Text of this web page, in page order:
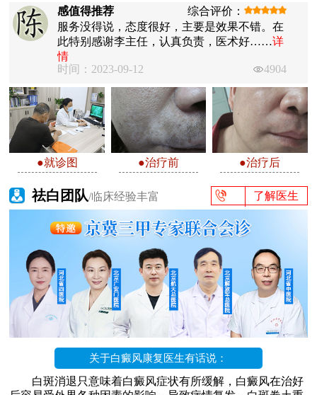
感值得推荐
综合评价：
服务没得说，态度很好，主要是效果不错。在
此特别感谢李主任，认真负责，医术好……详
情
时间：2023-09-12
4904
●就诊图 ●治疗前 ●治疗后
祛白团队/临床经验丰富 了解医生
关于白癜风康复医生有话说：
白斑消退只意味着白癜风症状有所缓解，白癜风在治好